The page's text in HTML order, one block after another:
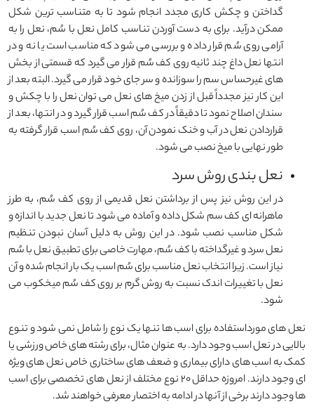
گداختن و چکش کاری مجدد انجام شود تا به متناسب ترین شکل
ممکن درآید. برای به دست آوردن تناسب کامل نعل با سُم، نعل را به
آرامی روی سُم قرار داده و بررسی می شود که مناسب است یا نه و در
انتها نعل داغ چند ثانیه روی کف سُم قرار می گیرد که قسمتی از بخش
های غیرحساس سم را سوزانده و سر جای خود قرار می گیرد. البته بعد از
این کار نیز مجدداً قبل از زدن میخ های نعل می توان نعل را با چکش و
سندان اصلاح نمود تا دقیقاً در کف سُم اسب قرار گیرد و در انتها، بعد از
قراردادن نعل در آب و خنک نمودن آن، روی کف سُم اسب قرار گرفته به
طور نهایی با میخ نصب می شود.
نعل بندی روش سرد
در این روش نیز پس از برداشتن نعل قدیمی از روی کف سُم، به طرز
ماهرانه ای کف سم شکل داده و آماده می شود تا نعل جدید با اندازه و
شکل مناسب نصب شود. در این روش به دلیل آسان نبودن تنظیم
نعل سرد و غیرگداخته با کف سُم، مهارت خاصی برای تطبیق نعل با سُم
نیاز است. زیرا انتخاب نعل مناسب برای سُم اسب یک بار انجام شده و آن
نعل با تغییرات اندک نسبت به روش گرم بر روی کف سُم میخکوب می
شود.
نعل های مورداستفاده برای اسب ها تنها یک نوع را شامل نمی شود و تنوع
بالایی در نعل اسب وجود دارد. به عنوان مثال، برای رشته های خاص ورزشی یا
کمک به اسب های دارای بیماری و ضعف های ساختاری خاص نعل های ویژه
ای وجود دارند. امروزه حداقل 20 نوع مختلف از نعل های تخصصی برای اسب
ها وجود دارند برخی از آنها در ادامه به اختصار معرفی خواهند شد.